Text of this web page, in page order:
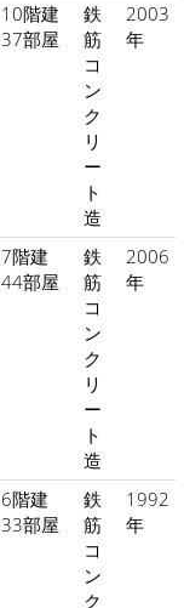
10階建
37部屋
鉄
筋
コ
ン
ク
リ
ー
ト
造
2003
年
7階建
44部屋
鉄
筋
コ
ン
ク
リ
ー
ト
造
2006
年
6階建
33部屋
鉄
筋
コ
ン
ク
1992
年